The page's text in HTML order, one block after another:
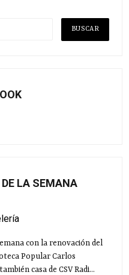
LA SEMANA
con la renovación del
Popular Carlos
casa de CSV Radi...